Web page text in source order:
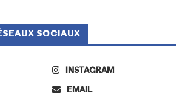
SOCIAUX
INSTAGRAM
EMAIL